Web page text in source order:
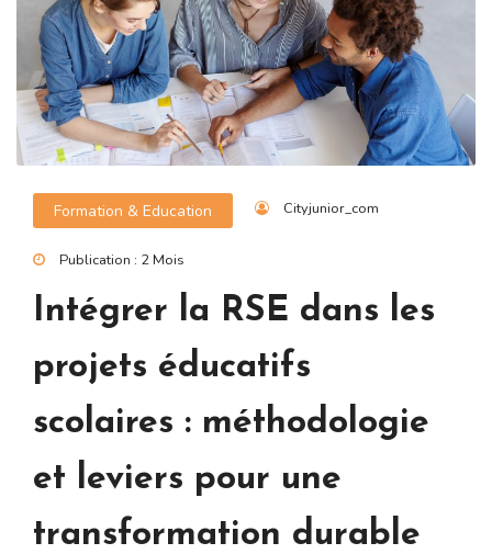
Formation & Education Cityjunior_com
Publication : 2 Mois
Intégrer la RSE dans les
projets éducatifs
scolaires : méthodologie
et leviers pour une
transformation durable